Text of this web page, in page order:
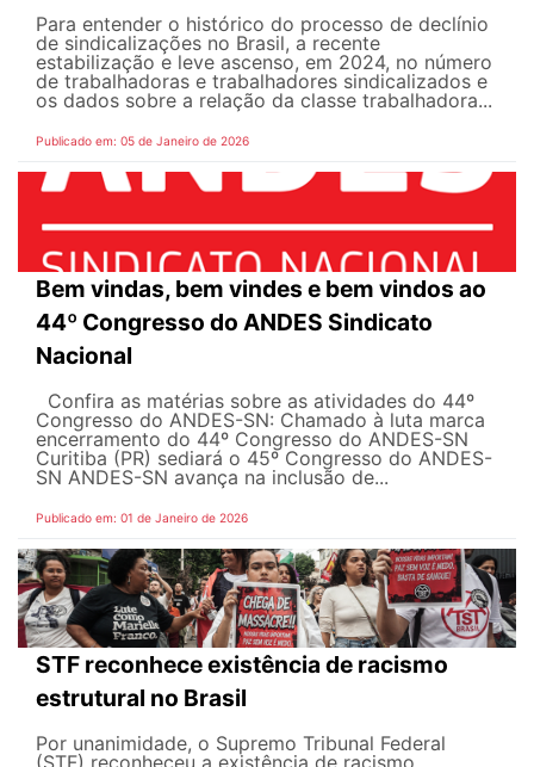
Para entender o histórico do processo de declínio
de sindicalizações no Brasil, a recente
estabilização e leve ascenso, em 2024, no número
de trabalhadoras e trabalhadores sindicalizados e
os dados sobre a relação da classe trabalhadora...
Publicado em: 05 de Janeiro de 2026
Bem vindas, bem vindes e bem vindos ao
44º Congresso do ANDES Sindicato
Nacional
Confira as matérias sobre as atividades do 44º
Congresso do ANDES-SN: Chamado à luta marca
encerramento do 44º Congresso do ANDES-SN
Curitiba (PR) sediará o 45º Congresso do ANDES-
SN ANDES-SN avança na inclusão de...
Publicado em: 01 de Janeiro de 2026
STF reconhece existência de racismo
estrutural no Brasil
Por unanimidade, o Supremo Tribunal Federal